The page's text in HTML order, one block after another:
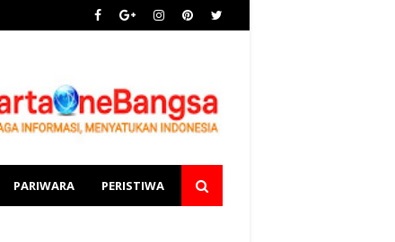
PARIWARA PERISTIWA